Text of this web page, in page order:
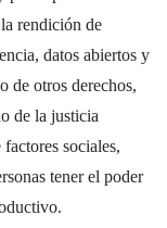
rendición de
datos abiertos y
de otros derechos,
de la justicia
sociales,
tener el poder